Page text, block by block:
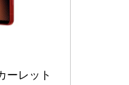
ーレット